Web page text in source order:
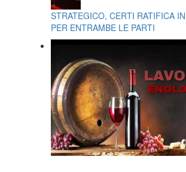
STRATEGICO, CERTI RATIFICA
PER ENTRAMBE LE PARTI